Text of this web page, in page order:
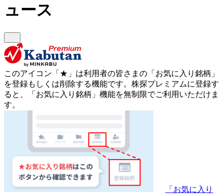
ュース
このアイコン 「★」 は利用者の皆さまの 「お気に入り銘柄」
を登録もしくは削除する機能です。 株探プレミアムに登録す
ると、「お気に入り銘柄」機能を無制限でご利用いただけま
す。
「お気に入り